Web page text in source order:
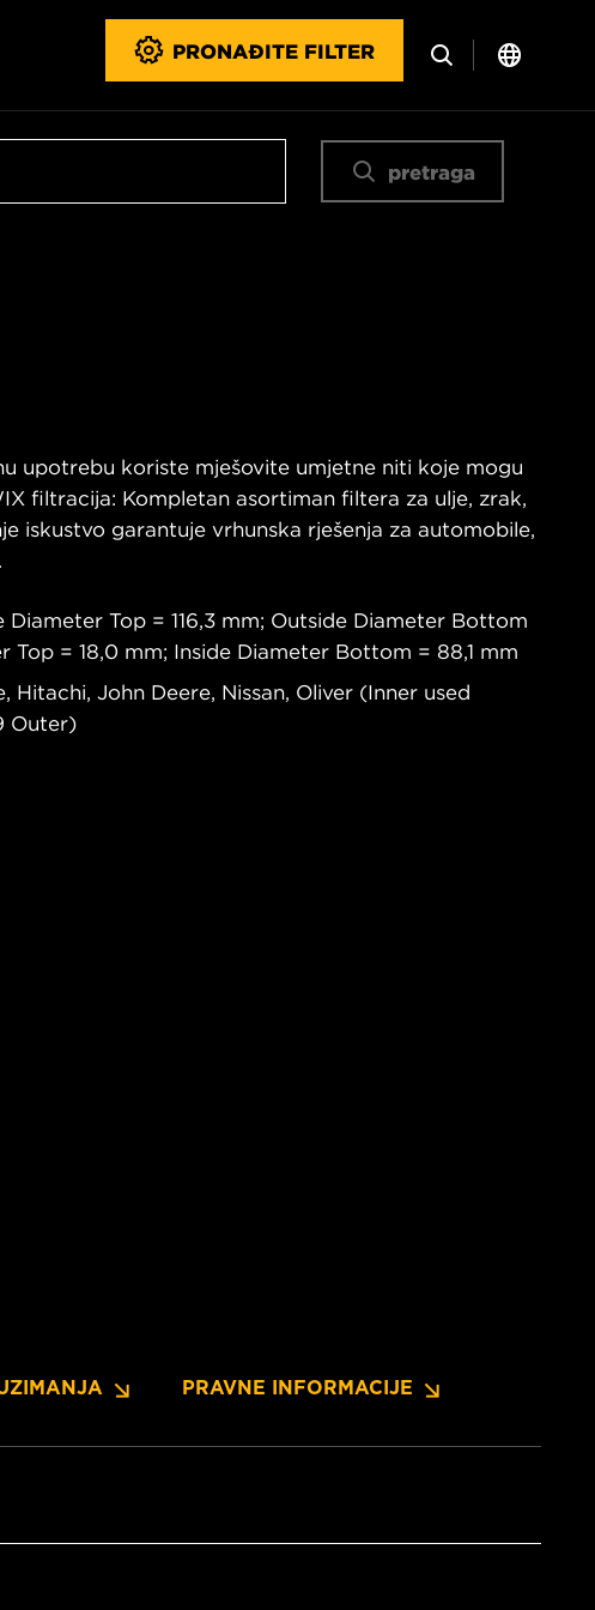
PRONAĐITE FILTER
pretraga
upotrebu koriste mješovite umjetne niti koje mogu
filtracija: Kompletan asortiman filtera za ulje, zrak,
iskustvo garantuje vrhunska rješenja za automobile,
Diameter Top = 116,3 mm; Outside Diameter Bottom
Top = 18,0 mm; Inside Diameter Bottom = 88,1 mm
Hitachi, John Deere, Nissan, Oliver (Inner used
Outer)
PRAVNE INFORMACIJE